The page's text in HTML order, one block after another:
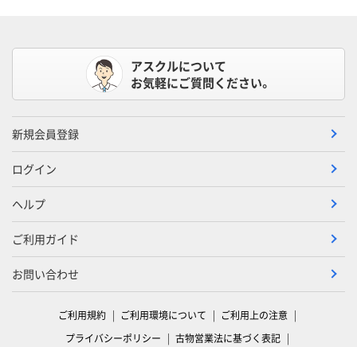
アスクルについて
お気軽にご質問ください。
新規会員登録
ログイン
ヘルプ
ご利用ガイド
お問い合わせ
ご利用規約 ご利用環境について
ご利用上の注意
プライバシーポリシー
古物営業法に基づく表記